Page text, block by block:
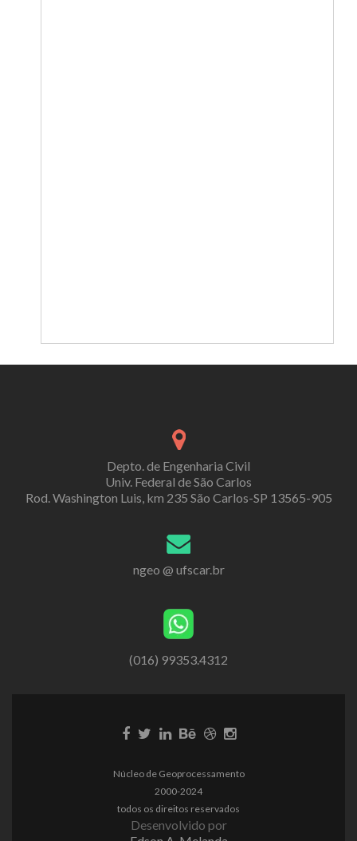
Depto. de Engenharia Civil
Univ. Federal de São Carlos
Rod. Washington Luis, km 235 São Carlos-SP 13565-905
ngeo @ ufscar.br
(016) 99353.4312
Núcleo de Geoprocessamento
2000-2024
todos os direitos reservados
Desenvolvido por